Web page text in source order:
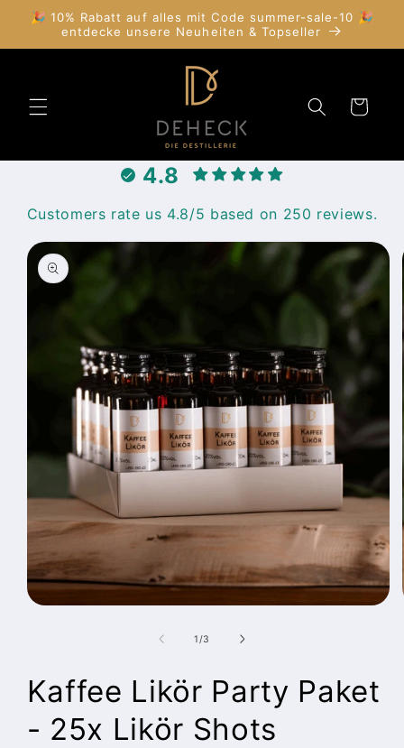
zum
Inhalt
🎉 10% Rabatt auf alles mit Code summer-sale-10 🎉
entdecke unsere Neuheiten & Topseller
Warenkorb
4.8
Customers rate us 4.8/5 based on 250 reviews.
1/von
3
Kaffee Likör Party Paket
- 25x Likör Shots